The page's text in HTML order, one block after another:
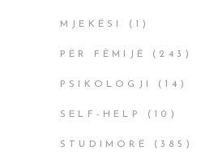
MJEKËSI (1)
PËR FËMIJË (243)
PSIKOLOGJI (14)
SELF-HELP (10)
STUDIMORË (385)